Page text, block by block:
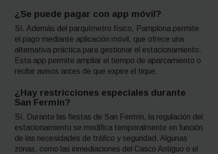
¿Se puede pagar con app móvil?
Sí. Además del parquímetro físico, Pamplona permite
el pago mediante aplicación móvil, que ofrece una
alternativa práctica para gestionar el estacionamiento.
Esta app permite ampliar el tiempo de aparcamiento o
recibir avisos antes de que expire el tique.
¿Hay restricciones especiales durante
San Fermín?
Sí. Durante las fiestas de San Fermín, la regulación del
estacionamiento se modifica temporalmente en función
de las necesidades de tráfico y seguridad. Algunas
zonas, como las inmediaciones del Casco Antiguo o el